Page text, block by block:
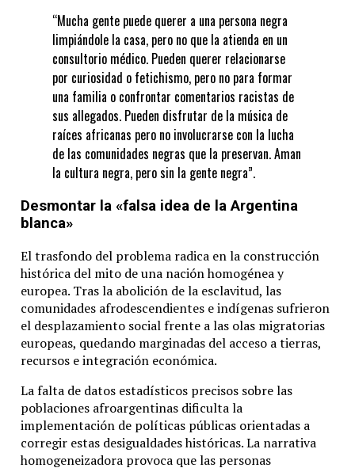
“Mucha gente puede querer a una persona negra
limpiándole la casa, pero no que la atienda en un
consultorio médico. Pueden querer relacionarse
por curiosidad o fetichismo, pero no para formar
una familia o confrontar comentarios racistas de
sus allegados. Pueden disfrutar de la música de
raíces africanas pero no involucrarse con la lucha
de las comunidades negras que la preservan. Aman
la cultura negra, pero sin la gente negra”.
Desmontar la «falsa idea de la Argentina
blanca»
El trasfondo del problema radica en la construcción
histórica del mito de una nación homogénea y
europea. Tras la abolición de la esclavitud, las
comunidades afrodescendientes e indígenas sufrieron
el desplazamiento social frente a las olas migratorias
europeas, quedando marginadas del acceso a tierras,
recursos e integración económica.
La falta de datos estadísticos precisos sobre las
poblaciones afroargentinas dificulta la
implementación de políticas públicas orientadas a
corregir estas desigualdades históricas. La narrativa
homogeneizadora provoca que las personas